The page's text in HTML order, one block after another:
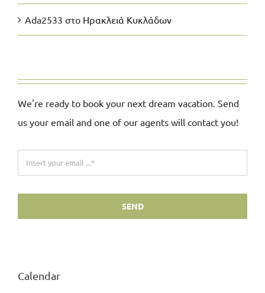
Ada2533 στο Ηρακλειά Κυκλάδων
We're ready to book your next dream vacation. Send
us your email and one of our agents will contact you!
SEND
Calendar